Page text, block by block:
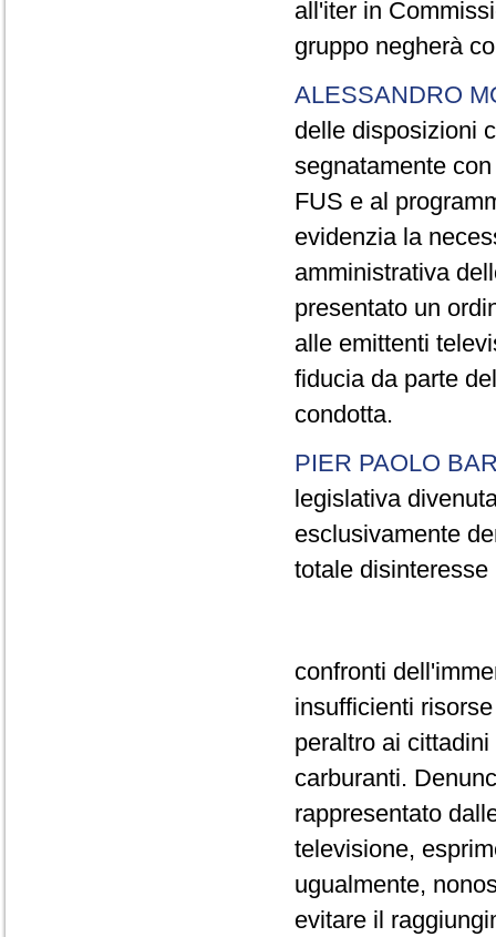
all'iter in
gruppo negherà
ALESSANDRO
delle disposizioni
segnatamente
FUS e al
evidenzia la
amministrativa
presentato un
alle emittenti
fiducia da parte
condotta.
PIER PAOLO
legislativa
esclusivamente
totale
confronti
insufficienti
peraltro ai
carburanti.
rappresentato
televisione,
ugualmente,
evitare il